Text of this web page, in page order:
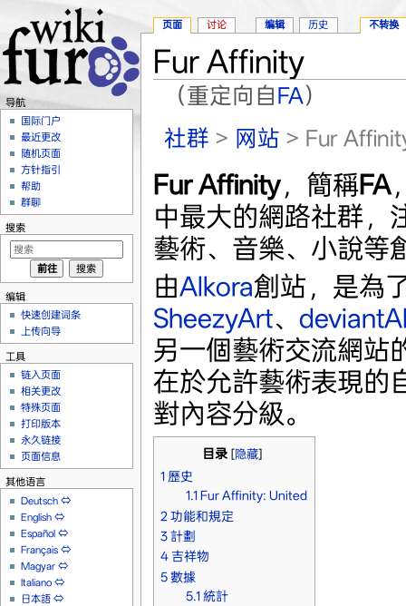
Fur Affinity
（重定向自FA）
社群 > 网站 > Fur
Fur Affinity，簡稱FA
中最大的網路社群，
藝術、音樂、小說等
由Alkora創站，是為
SheezyArt、
另一個藝術交流網站
在於允許藝術表現的
對內容分級。
目录 [隐藏]
1 歷史
1.1 Fur Affinity: United
2 功能和規定
3 計劃
4 吉祥物
5 數據
5.1 統計
页面 讨论 编辑 历史 不转换
导航
国际门户
最近更改
随机页面
方针指引
帮助
群聊
搜索
编辑
快速创建词条
上传向导
工具
链入页面
相关更改
特殊页面
打印版本
永久链接
页面信息
其他语言
Deutsch ⇔
English ⇔
Español ⇔
Français ⇔
Magyar ⇔
Italiano ⇔
日本語 ⇔